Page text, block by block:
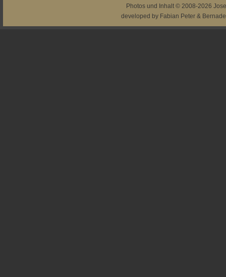
Photos und Inhalt © 2008-2026
developed by Fabian Peter &